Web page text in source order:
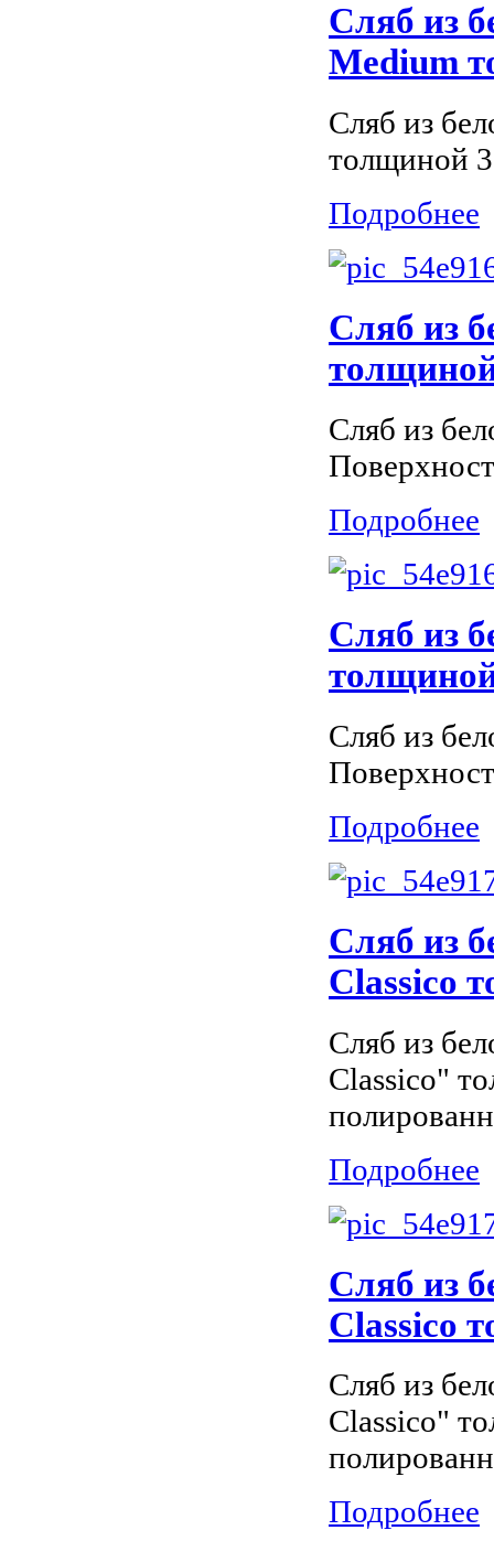
Сляб из
Medium
Сляб из
толщиной
Подробнее
Сляб из
Сляб из
Подробнее
Сляб из
Сляб из
Подробнее
Сляб из
Classico
Сляб из
Classico"
Подробнее
Сляб из
Classico
Сляб из
Classico"
Подробнее